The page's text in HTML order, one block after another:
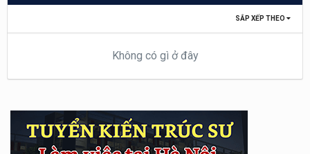
SẮP XẾP THEO
Không có gì ở đây